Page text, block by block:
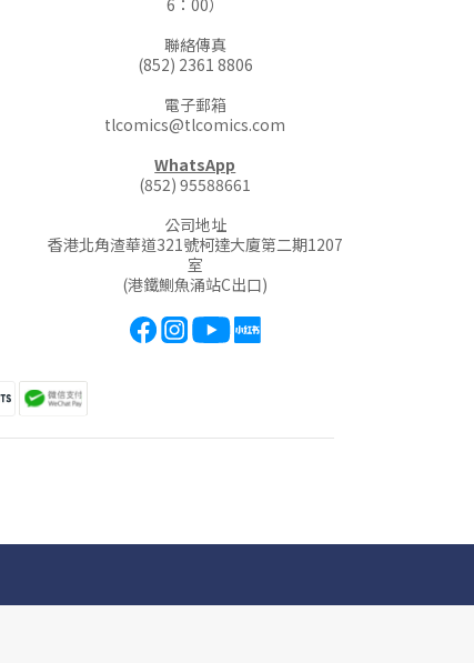
6：00）
聯絡傳真
(852) 2361 8806
電子郵箱
tlcomics@tlcomics.com
WhatsApp
(852) 95588661
公司地址
香港北角渣華道321號柯達大廈第二期1207
室
(港鐵鰂魚涌站C出口)